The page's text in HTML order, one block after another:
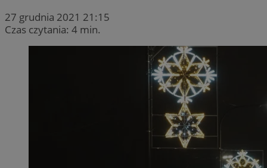
27 grudnia 2021 21:15
Czas czytania: 4 min.